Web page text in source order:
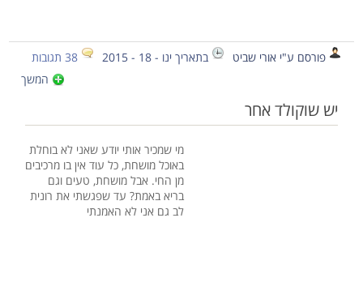
פורסם ע"י אורי שביט בתאריך ינו - 18 - 2015
38 תגובות
המשך
יש שוקולד אחר
מי שמכיר אותי יודע שאני לא בוחלת
באוכל מושחת, כל עוד אין בו מרכיבים
מן החי. אבל מושחת, טעים וגם
בריא באמת? עד שפגשתי את רונית
לב גם אני לא האמנתי